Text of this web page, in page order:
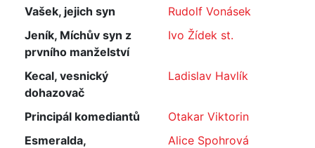
Vašek, jejich syn
Rudolf Vonásek
Jeník, Míchův syn z
prvního manželství
Ivo Žídek st.
Kecal, vesnický
dohazovač
Ladislav Havlík
Principál komediantů
Otakar Viktorin
Esmeralda,
Alice Spohrová